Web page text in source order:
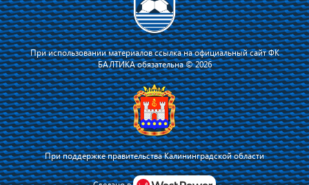
Я соглашаюсь с тем, что владелец сайта использует файлы cookie для
повышения удобства работы на сайте и сервис Яндекс.Метрика. Оставаясь
При использовании материалов ссылка на официальный сайт ФК
БАЛТИКА обязательна © 2026
При поддержке правительства Калининградской области